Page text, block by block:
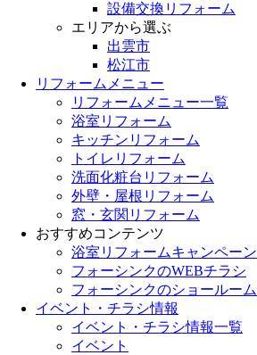
設備交換リフォーム
エリアから選ぶ
出雲市
松江市
リフォームメニュー
リフォームメニュー一覧
浴室リフォーム
キッチンリフォーム
トイレリフォーム
洗面化粧台リフォーム
外壁・屋根リフォーム
窓・玄関リフォーム
おすすめコンテンツ
浴室リフォームキャンペーン
フォーシンクのWEBチラシ
フォーシンクのショールーム
イベント・チラシ情報
イベント・チラシ情報一覧
イベント